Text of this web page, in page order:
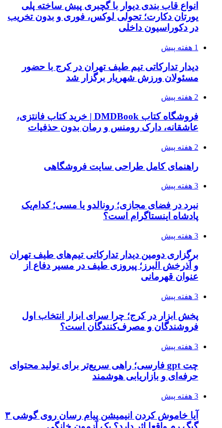
انواع قاب بندی دیوار با گچبری پیش ساخته پلی
یورتان دکارت؛ تحولی لوکس، فوری و بدون تخریب
در دکوراسیون داخلی
1 هفته پیش
دیدار تدارکاتی تیم طیف تهران در کرج با حضور
مسئولان ورزش شهریار برگزار شد
2 هفته پیش
فروشگاه کتاب DMDBook | خرید کتاب فانتزی،
عاشقانه، دارک رومنس و رمان بدون حذفیات
2 هفته پیش
راهنمای کامل طراحی سایت فروشگاهی
3 هفته پیش
نبرد در فضای مجازی؛ رونالدو یا مسی؛ کدام‌یک
پادشاه اینستاگرام است؟
3 هفته پیش
برگزاری دومین دیدار تدارکاتی تیم‌های طیف تهران
و آذرخش البرز؛ پیروزی طیف در مسیر دفاع از
عنوان قهرمانی
3 هفته پیش
پخش ابزار در کرج؛ چرا سرای ابزار انتخاب اول
فروشندگان و مصرف‌کنندگان است؟
3 هفته پیش
چت gpt فارسی؛ راهی سریع‌تر برای تولید محتوای
حرفه‌ای و بازاریابی هوشمند
3 هفته پیش
آیا خاموش کردن انیمیشن پیام رسان روی گوشی ۳